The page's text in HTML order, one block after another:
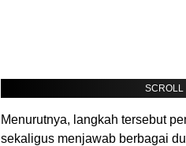
SCROLL
Menurutnya, langkah tersebut
sekaligus menjawab berbagai